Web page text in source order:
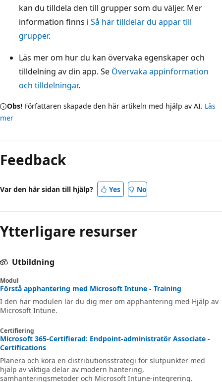
kan du tilldela den till grupper som du väljer. Mer
information finns i Så här tilldelar du appar till
grupper.
Läs mer om hur du kan övervaka egenskaper och
tilldelning av din app. Se Övervaka appinformation
och tilldelningar.
Obs! Författaren skapade den här artikeln med hjälp av AI. Läs
mer
Feedback
Var den här sidan till hjälp? Yes No
Ytterligare resurser
Utbildning
Modul
Förstå apphantering med Microsoft Intune - Training
I den här modulen lär du dig mer om apphantering med Hjälp av
Microsoft Intune.
Certifiering
Microsoft 365-Certifierad: Endpoint-administratör Associate -
Certifications
Planera och köra en distributionsstrategi för slutpunkter med
hjälp av viktiga delar av modern hantering,
samhanteringsmetoder och Microsoft Intune-integrering.